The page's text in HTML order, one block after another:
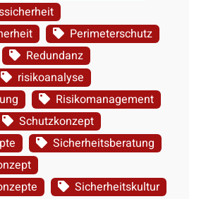
Perimeterschutz
Redundanz
risikoanalyse
Risikomanagement
Schutzkonzept
Sicherheitsberatung
Sicherheitskultur